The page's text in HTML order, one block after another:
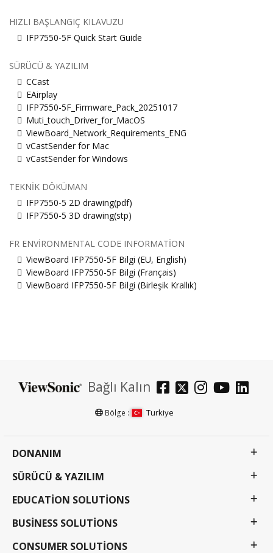
HIZLI BAŞLANGIÇ KILAVUZU
IFP7550-5F Quick Start Guide
SÜRÜCÜ & YAZILIM
CCast
EAirplay
IFP7550-5F_Firmware_Pack_20251017
Muti_touch_Driver_for_MacOS
ViewBoard_Network_Requirements_ENG
vCastSender for Mac
vCastSender for Windows
TEKNIK DÖKÜMAN
IFP7550-5 2D drawing(pdf)
IFP7550-5 3D drawing(stp)
FR ENVIRONMENTAL CODE INFORMATION
ViewBoard IFP7550-5F Bilgi (EU, English)
ViewBoard IFP7550-5F Bilgi (Français)
ViewBoard IFP7550-5F Bilgi (Birleşik Krallık)
Bağlı Kalın
Bölge : Turkiye
DONANIM
SÜRÜCÜ & YAZILIM
EDUCATION SOLUTIONS
BUSINESS SOLUTIONS
CONSUMER SOLUTIONS